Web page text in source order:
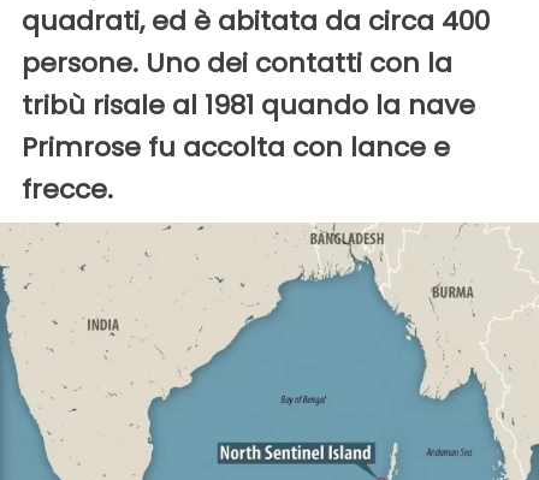
quadrati, ed è abitata da circa 400
persone. Uno dei contatti con la
tribù risale al 1981 quando la nave
Primrose fu accolta con lance e
frecce.